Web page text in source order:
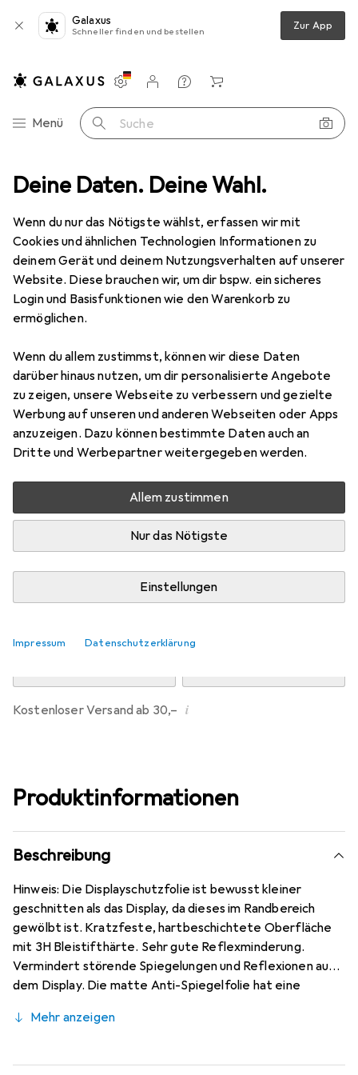
Deine Daten. Deine Wahl.
Wenn du nur das Nötigste wählst, erfassen wir mit
Cookies und ähnlichen Technologien Informationen zu
deinem Gerät und deinem Nutzungsverhalten auf unserer
Website. Diese brauchen wir, um dir bspw. ein sicheres
Login und Basisfunktionen wie den Warenkorb zu
ermöglichen.
Wenn du allem zustimmst, können wir diese Daten
darüber hinaus nutzen, um dir personalisierte Angebote
zu zeigen, unsere Webseite zu verbessern und gezielte
Werbung auf unseren und anderen Webseiten oder Apps
anzuzeigen. Dazu können bestimmte Daten auch an
Dritte und Werbepartner weitergegeben werden.
Allem zustimmen
Nur das Nötigste
Einstellungen
Impressum Datenschutzerklärung
Galaxus
Schneller finden und bestellen Zur App
Navigation nach Kategorien
Menü Suche
Einstellungen
Kundenkonto
Vergleichslisten
Merklisten
Warenkorb
Smartphone Schutzfolie Dipos Displayschutzfolie Antireflex
6 Bilder
DiposDisplayschutzfolie Antireflex
Preis in EUR inkl. MwSt.
EUR
5,89
Bewertungen Marke
Mehr von Dipos
Mi, 12.8. geliefert
Mehr als 10 Stück an Lager beim Drittanbieter
Lieferort angeben für genaue Lieferzeit
Kostenloser Versand ab 30,– i
Produktinformationen
Beschreibung
Hinweis: Die Displayschutzfolie ist bewusst kleiner
geschnitten als das Display, da dieses im Randbereich
gewölbt ist. Kratzfeste, hartbeschichtete Oberfläche
mit 3H Bleistifthärte. Sehr gute Reflexminderung.
Vermindert störende Spiegelungen und Reflexionen auf
dem Display. Die matte Anti-Spiegelfolie hat eine
A73 5G Glas, da dieses gewölbt ist (siehe Fotos),
(ohne Klebstoff). Kinderleichte Anbringung - 100%
Mehr anzeigen